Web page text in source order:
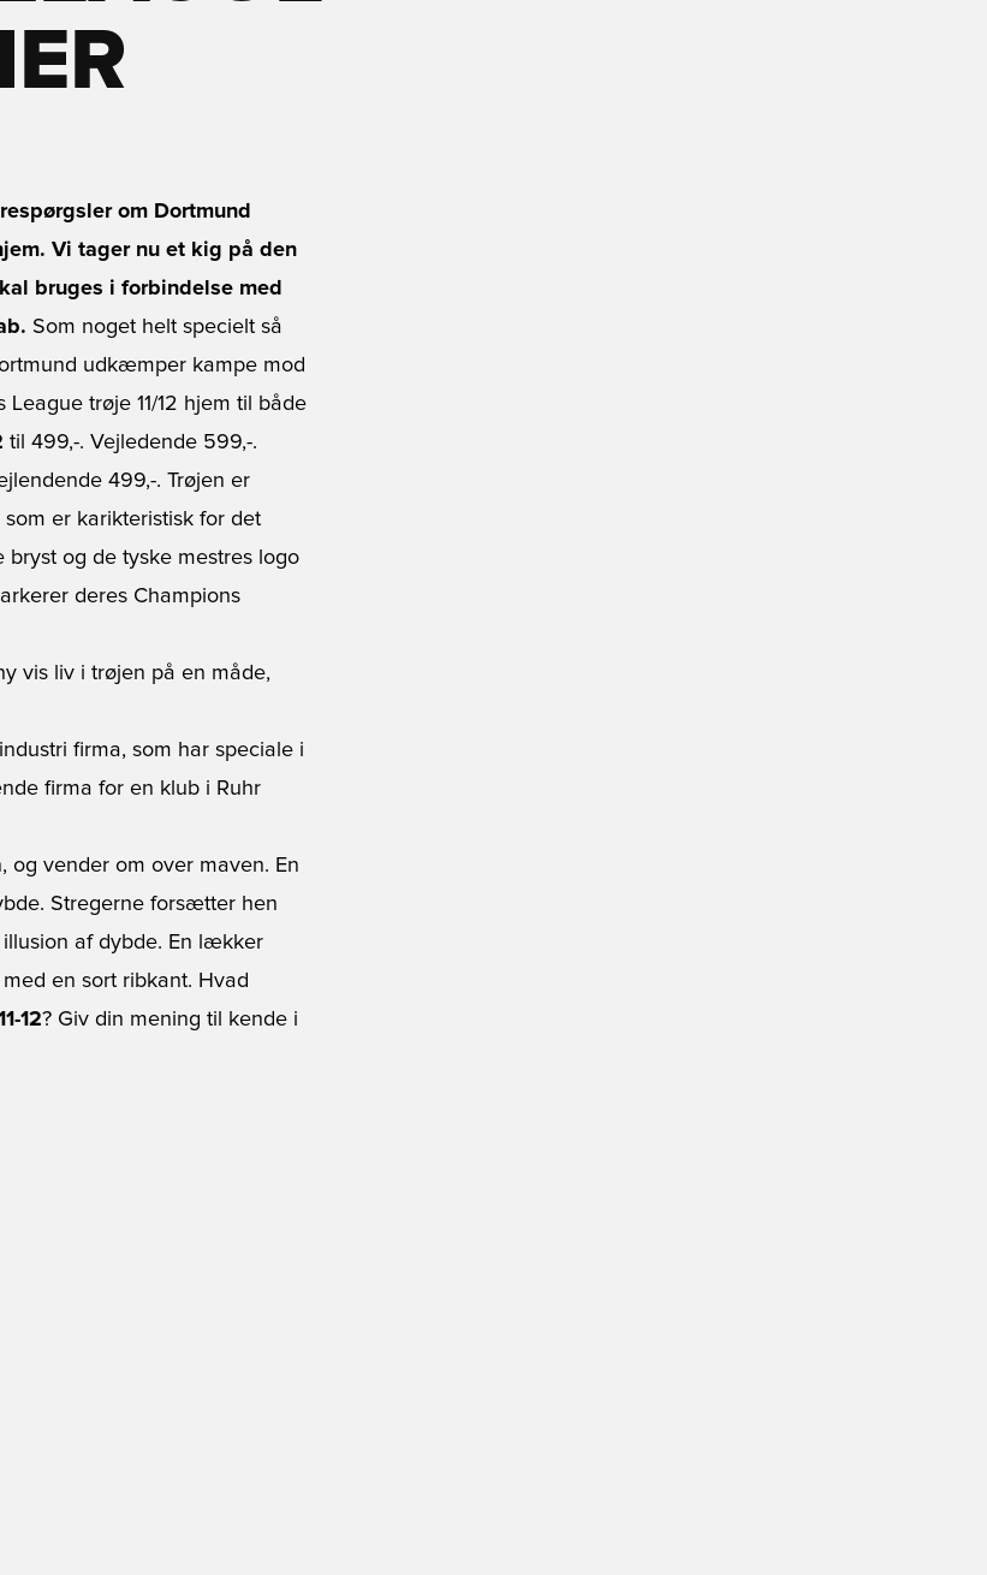
om Dortmund
Vi tager nu et kig på den
bruges i forbindelse med
Som noget helt specielt så
udkæmper kampe mod
trøje 11/12 hjem til både
til 499,-. Vejledende 599,-.
499,-. Trøjen er
er karikteristisk for det
og de tyske mestres logo
deres Champions
vis liv i trøjen på en måde,
firma, som har speciale i
firma for en klub i Ruhr
vender om over maven. En
Stregerne forsætter hen
af dybde. En lækker
en sort ribkant. Hvad
12? Giv din mening til kende i